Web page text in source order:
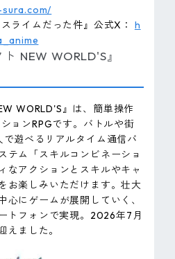
ライムだった件』公式X： h
NEW WORLD'S』
WORLD'S』は、簡単操作
ョンRPGです。バトルや街
遊べるリアルタイム通信バ
テム「スキルコンビネーショ
なアクションとスキルやキャ
お楽しみいただけます。壮大
心にゲームが展開していく、
トフォンで実現。2026年7月
えました。